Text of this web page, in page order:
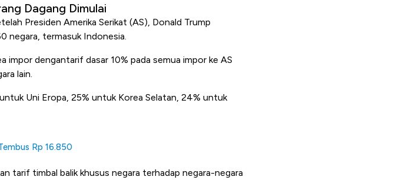
Dagang Dimulai
Presiden Amerika Serikat (AS), Donald Trump
negara, termasuk Indonesia.
impor dengantarif dasar 10% pada semua impor ke AS
lain.
Uni Eropa, 25% untuk Korea Selatan, 24% untuk
Rp 16.850
tarif timbal balik khusus negara terhadap negara-negara